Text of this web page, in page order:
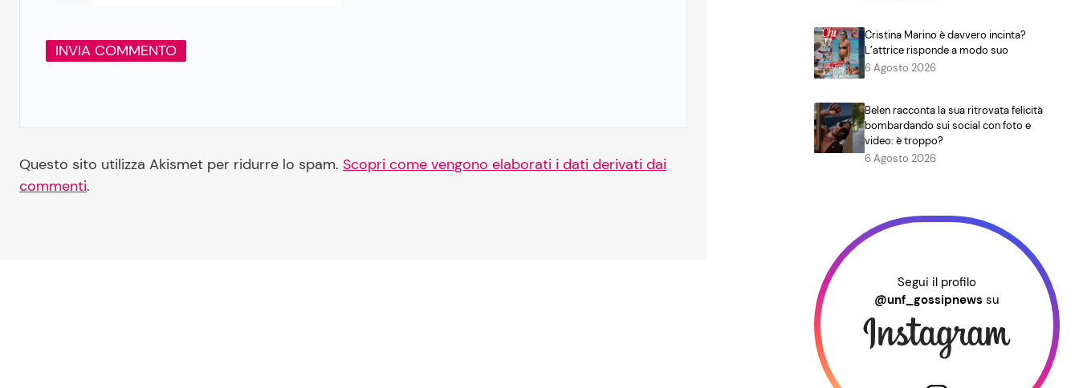
Questo sito utilizza Akismet per ridurre lo spam. Scopri come vengono elaborati i dati derivati dai
commenti.
Cristina Marino è davvero incinta?
L’attrice risponde a modo suo
6 Agosto 2026
Belen racconta la sua ritrovata felicità
bombardando sui social con foto e
video: è troppo?
6 Agosto 2026
Segui il profilo
@unf_gossipnews su